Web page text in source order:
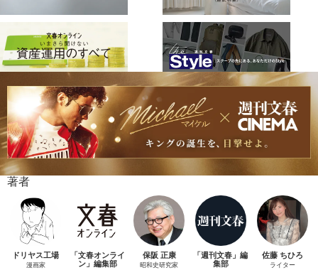
著者
ドリヤス工場
漫画家
「文春オンライ
ン」編集部
保阪 正康
昭和史研究家
「週刊文春」編
集部
佐藤 ちひろ
ライター